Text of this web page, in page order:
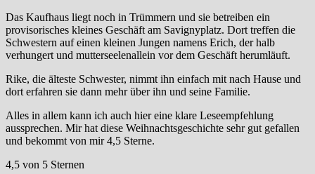
Das Kaufhaus liegt noch in Trümmern und sie betreiben ein
provisorisches kleines Geschäft am Savignyplatz. Dort treffen die
Schwestern auf einen kleinen Jungen namens Erich, der halb
verhungert und mutterseelenallein vor dem Geschäft herumläuft.
Rike, die älteste Schwester, nimmt ihn einfach mit nach Hause und
dort erfahren sie dann mehr über ihn und seine Familie.
Alles in allem kann ich auch hier eine klare Leseempfehlung
aussprechen. Mir hat diese Weihnachtsgeschichte sehr gut gefallen
und bekommt von mir 4,5 Sterne.
4,5 von 5 Sternen